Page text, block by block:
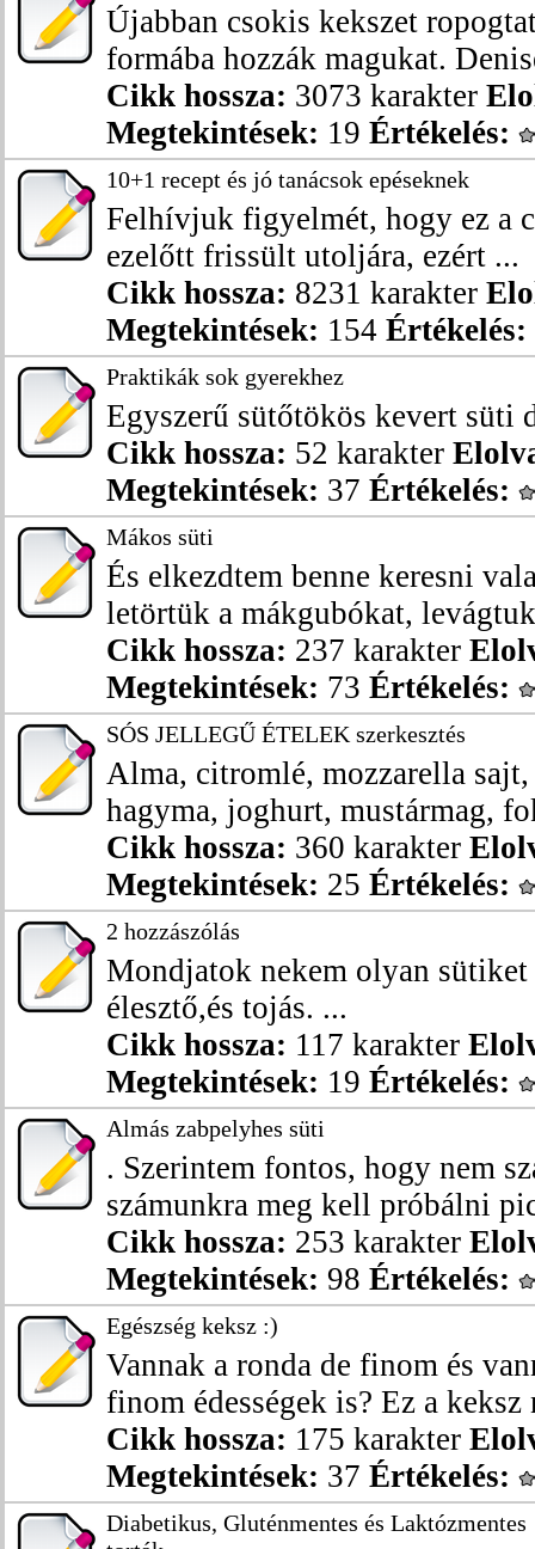
Újabban csokis kekszet
formába hozzák magukat.
Cikk hossza: 3073 karakter
Megtekintések: 19 Értékelés:
10+1 recept és jó tanácsok epéseknek
Felhívjuk figyelmét, hogy ez a
ezelőtt frissült utoljára, ezért ...
Cikk hossza: 8231 karakter
Megtekintések: 154 Értékelés:
Praktikák sok gyerekhez
Egyszerű sütőtökös kevert süti
Cikk hossza: 52 karakter
Megtekintések: 37 Értékelés:
Mákos süti
És elkezdtem benne keresni
letörtük a mákgubókat,
Cikk hossza: 237 karakter
Megtekintések: 73 Értékelés:
SÓS JELLEGŰ ÉTELEK szerkesztés
Alma, citromlé, mozzarella sajt,
hagyma, joghurt, mustármag,
Cikk hossza: 360 karakter
Megtekintések: 25 Értékelés:
2 hozzászólás
Mondjatok nekem olyan sütiket
élesztő,és tojás. ...
Cikk hossza: 117 karakter
Megtekintések: 19 Értékelés:
Almás zabpelyhes süti
. Szerintem fontos, hogy nem
számunkra meg kell próbálni
Cikk hossza: 253 karakter
Megtekintések: 98 Értékelés:
Egészség keksz :)
Vannak a ronda de finom és
finom édességek is? Ez a keksz
Cikk hossza: 175 karakter
Megtekintések: 37 Értékelés:
Diabetikus, Gluténmentes és Laktózmentes